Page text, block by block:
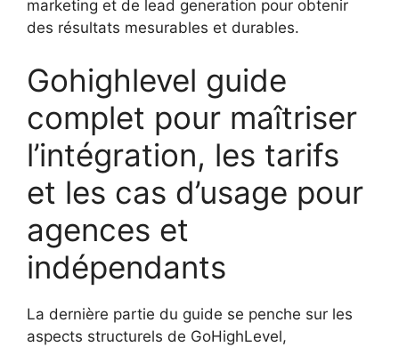
marketing et de lead generation pour obtenir
des résultats mesurables et durables.
Gohighlevel guide
complet pour maîtriser
l’intégration, les tarifs
et les cas d’usage pour
agences et
indépendants
La dernière partie du guide se penche sur les
aspects structurels de GoHighLevel,